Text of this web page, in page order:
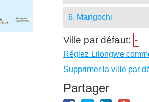
6. Mangochi
Ville par défaut: -
Réglez Lilongwe
Supprimer la ville par
Partager